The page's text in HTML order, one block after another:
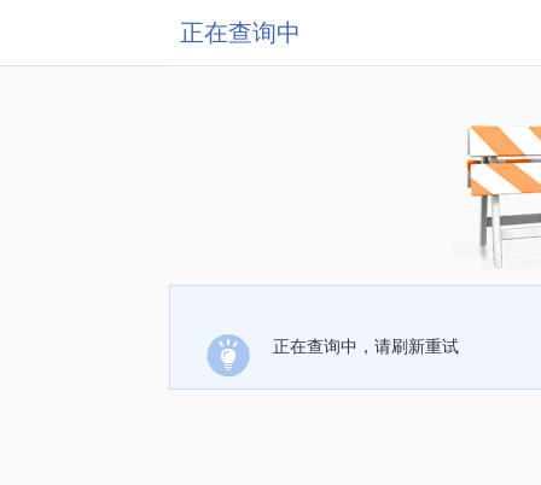
正在查询中
正在查询中，请刷新重试